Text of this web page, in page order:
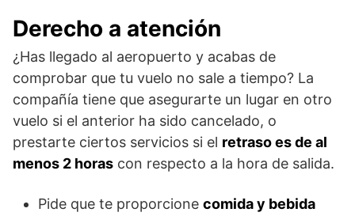
Derecho a atención
¿Has llegado al aeropuerto y acabas de
comprobar que tu vuelo no sale a tiempo? La
compañía tiene que asegurarte un lugar en otro
vuelo si el anterior ha sido cancelado, o
prestarte ciertos servicios si el retraso es de al
menos 2 horas con respecto a la hora de salida.
Pide que te proporcione comida y bebida